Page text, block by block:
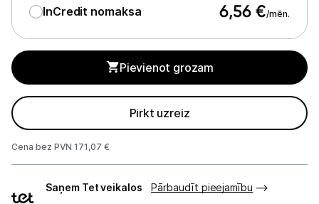
Tējkannas
Blenderi
Virtuves kombaini
Tosteri
InCredit nomaksa 6,56 €/mēn.
Pievienot grozam
Pirkt uzreiz
Cena bez PVN 171,07 €
veidi
Saņem Tet veikalos
Pārbaudīt pieejamību